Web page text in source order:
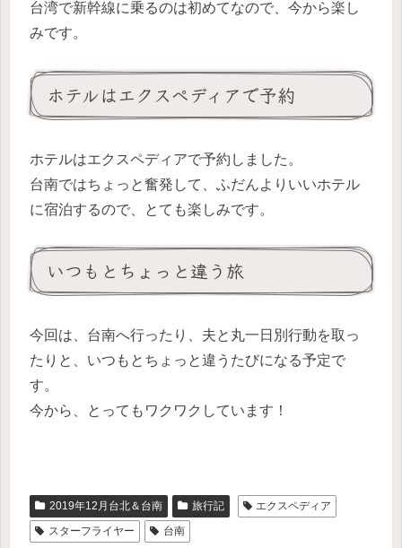
台湾で新幹線に乗るのは初めてなので、今から楽し
みです。
ホテルはエクスペディアで予約
ホテルはエクスペディアで予約しました。
台南ではちょっと奮発して、ふだんよりいいホテル
に宿泊するので、とても楽しみです。
いつもとちょっと違う旅
今回は、台南へ行ったり、夫と丸一日別行動を取っ
たりと、いつもとちょっと違うたびになる予定で
す。
今から、とってもワクワクしています！
2019年12月台北＆台南 旅行記
エクスペディア
スターフライヤー
台南